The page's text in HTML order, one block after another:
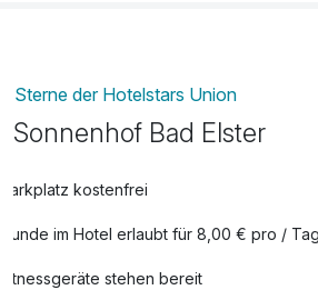
lassen Sie sich von der zeitlosen Kraft
Sterne der Hotelstars Union
Sonnenhof Bad Elster
Parkplatz kostenfrei
Hunde im Hotel erlaubt für 8,00 € pro / Tag
Fitnessgeräte stehen bereit